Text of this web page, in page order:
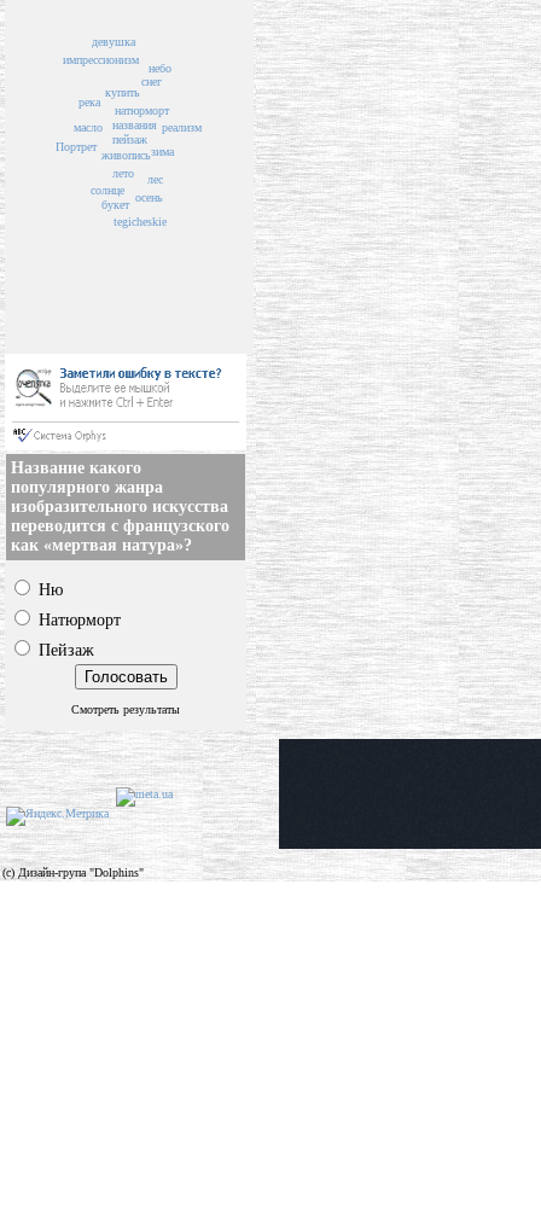
пейзаж
названия
живопись
лето
натюрморт
купить
солнце
лес
зима
осень
букет
масло
река
снег
tegicheskie
реализм
небо
импрессионизм
Портрет
девушка
Название какого
популярного жанра
изобразительного искусства
переводится с французского
как «мертвая натура»?
Ню
Натюрморт
Пейзаж
Смотреть результаты
(c) Дизайн-група "Dolphins"